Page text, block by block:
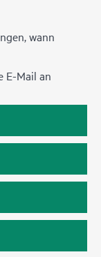
wann
E-Mail an